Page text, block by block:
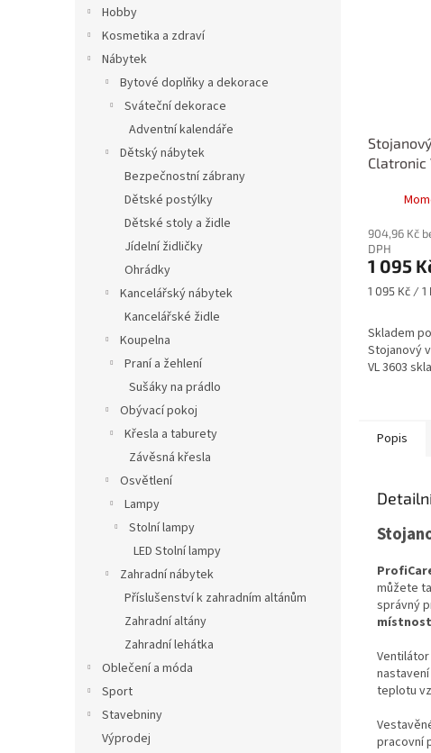
Hobby
Kosmetika a zdraví
Nábytek
Bytové doplňky a dekorace
Sváteční dekorace
Adventní kalendáře
Dětský nábytek
Bezpečnostní zábrany
Dětské postýlky
Dětské stoly a židle
Jídelní židličky
Ohrádky
Kancelářský nábytek
Kancelářské židle
Koupelna
Praní a žehlení
Sušáky na prádlo
Obývací pokoj
Křesla a taburety
Závěsná křesla
Osvětlení
Lampy
Stolní lampy
LED Stolní lampy
Zahradní nábytek
Příslušenství k zahradním altánům
Zahradní altány
Zahradní lehátka
Oblečení a móda
Sport
Stavebniny
Výprodej
Clatronic
904,96 Kč
DPH
1 095
Měrná
1 095 Kč / 1
Skladem
Stojanový
VL 3603
Popis
můžete
správný
Ventilátor
nastavení
teplotu
pracovní